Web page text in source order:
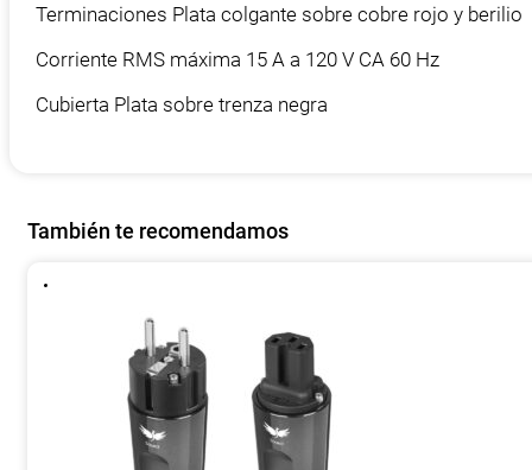
Terminaciones Plata colgante sobre cobre rojo y berilio
Corriente RMS máxima 15 A a 120 V CA 60 Hz
Cubierta Plata sobre trenza negra
También te recomendamos